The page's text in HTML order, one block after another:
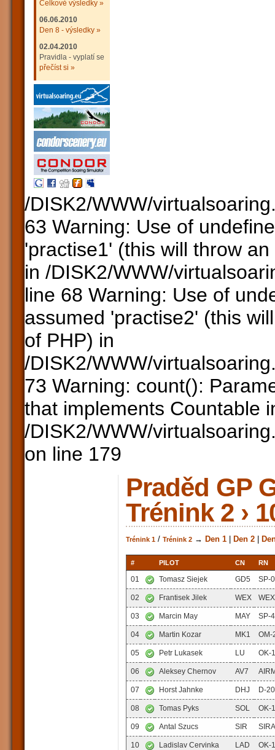
Celkové výsledky »
06.06.2010
Den 8 - výsledky »
02.04.2010
Pravidla - vyplatí se
přečíst si »
/DISK2/WWW/
63 Warning: Use of
'practise1' (this will throw
in /DISK2/WWW/
line 68 Warning: Use of
assumed 'practise2' (this
of PHP) in
/DISK2/WWW/
73 Warning: count():
that implements Countable
/DISK2/WWW/
on line 179
Praděd GP
Trénink 2 ›
Trénink 1 / Trénink 2 → Den 1 Den 2
# PILOT CN RN
01 Tomasz Siejek GD5 SP-
02 Frantisek Jilek WEX WEX
03 Marcin May MAY SP-
04 Martin Kozar MK1 OM-
05 Petr Lukasek LU OK-
06 Aleksey Chernov AV7
07 Horst Jahnke DHJ D-
08 Tomas Pyks SOL OK-
09 Antal Szucs SIR
10 Ladislav Cervinka LAD OK-